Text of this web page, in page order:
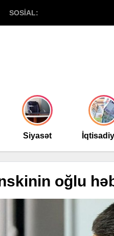
SOSİAL:
Siyasət
oğlu